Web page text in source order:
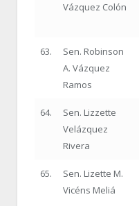
Vázquez Colón
63.
Sen. Robinson
A. Vázquez
Ramos
64.
Sen. Lizzette
Velázquez
Rivera
65.
Sen. Lizette M.
Vicéns Meliá